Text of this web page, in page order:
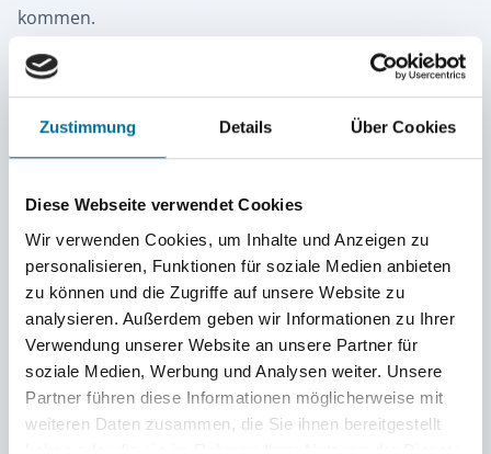
Zustimmung Details Über Cookies
Diese Webseite verwendet Cookies
Wir verwenden Cookies, um Inhalte und Anzeigen zu
personalisieren, Funktionen für soziale Medien anbieten
zu können und die Zugriffe auf unsere Website zu
analysieren. Außerdem geben wir Informationen zu Ihrer
Verwendung unserer Website an unsere Partner für
soziale Medien, Werbung und Analysen weiter. Unsere
Partner führen diese Informationen möglicherweise mit
weiteren Daten zusammen, die Sie ihnen bereitgestellt
haben oder die sie im Rahmen Ihrer Nutzung der Dienste
kommen.
Die nächste Gelegenheit zu Wiedersehen und
Austausch ist am 27. Juni 2026 in Hamburg.
Wie angekündigt, werden wir dort das nächste
HSHS-Alumni und -Fans durchführen. Wir treffen uns
(bei trockenem Wetter) am 27. Juni ab 17 Uhr direkt
neben der »Strandperle« am Elbstrand in Övelgönne.
(53°32'39.3"N 9°54'19.5"E) Am dortigen Kiosk gibt’s
bestimmt für jeden etwas zu trinken und zu essen –
das erste Getränk geht wie immer auf uns!
Damit Ihr uns schnell findet, werden wir unsere »Crew